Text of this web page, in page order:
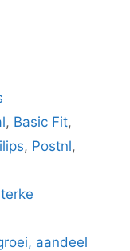
, Basic Fit,
, Postnl,
aandeel